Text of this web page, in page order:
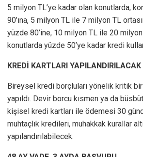
5 milyon TL’ye kadar olan konutlarda,
90’ına, 5 milyon TL ile 7 milyon TL
yüzde 80’ine, 10 milyon TL ile 20
konutlarda yüzde 50’ye kadar kredi
KREDİ KARTLARI YAPILANDIRILACAK
Bireysel kredi borçluları yönelik kritik
yapıldı. Devir borcu kısmen ya da
kişisel kredi kartları ile ödemesi 30
muhtaçlık kredileri, muhakkak kurallar
yapılandırılabilecek.